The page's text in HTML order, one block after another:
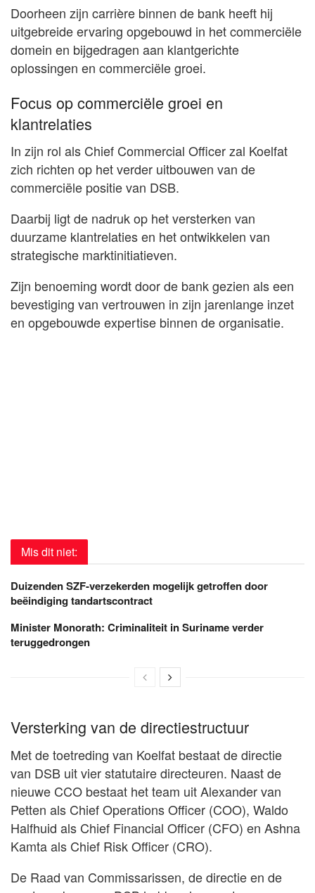
Doorheen zijn carrière binnen de bank heeft hij
uitgebreide ervaring opgebouwd in het commerciële
domein en bijgedragen aan klantgerichte
oplossingen en commerciële groei.
Focus op commerciële groei en
klantrelaties
In zijn rol als Chief Commercial Officer zal Koelfat
zich richten op het verder uitbouwen van de
commerciële positie van DSB.
Daarbij ligt de nadruk op het versterken van
duurzame klantrelaties en het ontwikkelen van
strategische marktinitiatieven.
Zijn benoeming wordt door de bank gezien als een
bevestiging van vertrouwen in zijn jarenlange inzet
en opgebouwde expertise binnen de organisatie.
Mis dit niet:
Duizenden SZF-verzekerden mogelijk getroffen door
beëindiging tandartscontract
Minister Monorath: Criminaliteit in Suriname verder
teruggedrongen
Versterking van de directiestructuur
Met de toetreding van Koelfat bestaat de directie
van DSB uit vier statutaire directeuren. Naast de
nieuwe CCO bestaat het team uit Alexander van
Petten als Chief Operations Officer (COO), Waldo
Halfhuid als Chief Financial Officer (CFO) en Ashna
Kamta als Chief Risk Officer (CRO).
De Raad van Commissarissen, de directie en de